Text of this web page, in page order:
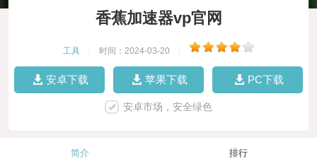
香蕉加速器vp官网
工具 时间：2024-03-20
安卓下载 苹果下载 PC下载
安卓市场，安全绿色
简介 排行